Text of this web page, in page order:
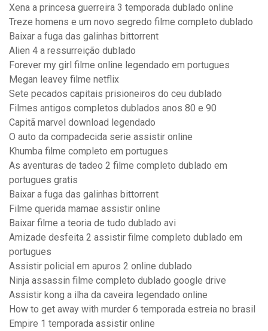
Xena a princesa guerreira 3 temporada dublado online
Treze homens e um novo segredo filme completo dublado
Baixar a fuga das galinhas bittorrent
Alien 4 a ressurreição dublado
Forever my girl filme online legendado em portugues
Megan leavey filme netflix
Sete pecados capitais prisioneiros do ceu dublado
Filmes antigos completos dublados anos 80 e 90
Capitã marvel download legendado
O auto da compadecida serie assistir online
Khumba filme completo em portugues
As aventuras de tadeo 2 filme completo dublado em
portugues gratis
Baixar a fuga das galinhas bittorrent
Filme querida mamae assistir online
Baixar filme a teoria de tudo dublado avi
Amizade desfeita 2 assistir filme completo dublado em
portugues
Assistir policial em apuros 2 online dublado
Ninja assassin filme completo dublado google drive
Assistir kong a ilha da caveira legendado online
How to get away with murder 6 temporada estreia no brasil
Empire 1 temporada assistir online